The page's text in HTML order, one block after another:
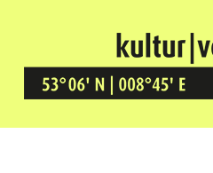
Kultur Vor Ort
BREMEN GRÖPELINGEN